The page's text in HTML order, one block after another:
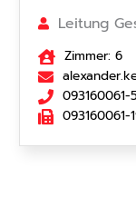
Leitung
Zimmer: 6
093160061-
093160061-